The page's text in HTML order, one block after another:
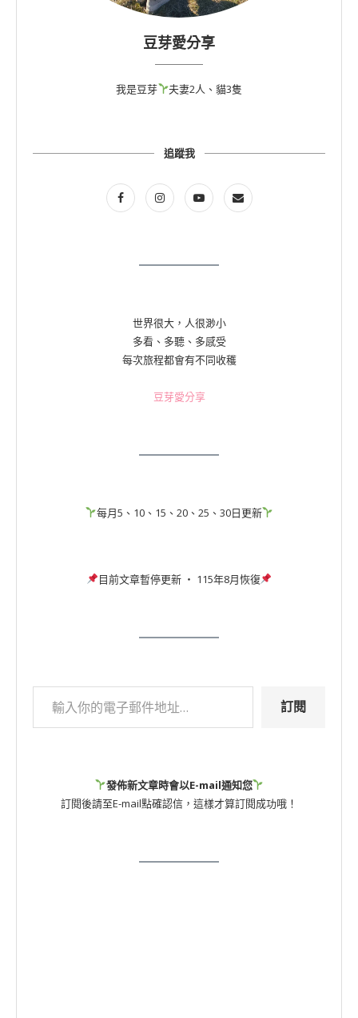
豆芽愛分享
我是豆芽 夫妻2人、貓3隻
追蹤我
世界很大，人很渺小
多看、多聽、多感受
每次旅程都會有不同收穫
豆芽愛分享
每月5、10、15、20、25、30日更新
目前文章暫停更新 ‧ 115年8月恢復
訂閱
發佈新文章時會以E-mail通知您
訂閱後請至E-mail點確認信，這樣才算訂閱成功哦！